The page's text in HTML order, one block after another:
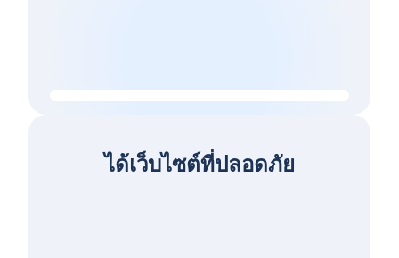
ได้เว็บไซต์ที่ปลอดภัย